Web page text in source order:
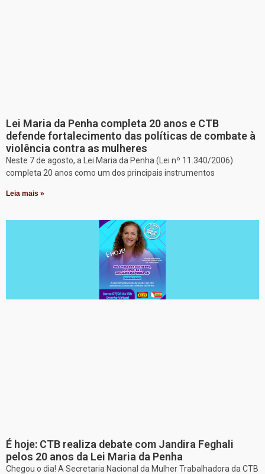
Lei Maria da Penha completa 20 anos e CTB
defende fortalecimento das políticas de combate à
violência contra as mulheres
Neste 7 de agosto, a Lei Maria da Penha (Lei nº 11.340/2006)
completa 20 anos como um dos principais instrumentos
Leia mais »
É hoje: CTB realiza debate com Jandira Feghali
pelos 20 anos da Lei Maria da Penha
Chegou o dia! A Secretaria Nacional da Mulher Trabalhadora da CTB